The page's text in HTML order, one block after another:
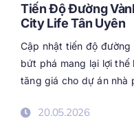
Tiến Độ Đường
City Life Tân Uyên
Cập nhật tiến độ đường
bứt phá mang lại lợi
tăng giá cho dự án nhà
20.05.2026